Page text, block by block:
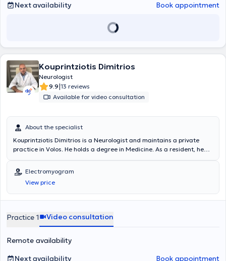
Next availability
Book appointment
Kouprintziotis Dimitrios
Neurologist
9.9|13 reviews
Available for video consultation
About the specialist
Kouprintziotis Dimitrios is a Neurologist and maintains a private
practice in Volos. He holds a degree in Medicine. As a resident, he
Neurology Clinic of Rhodes. Additionally, he served as an assistant
at the Neurology Clinic of Augusta Hospital in Bochum, Germany.
Finally, he has specialized expertise and significant experience in
sleep disorders, headaches, and cerebrovascular diseases.
Electromyogram
View price
Practice 1 Video consultation
Remote availability
Next availability
Book appointment